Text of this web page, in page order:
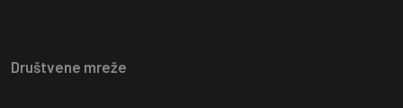
Društvene mreže